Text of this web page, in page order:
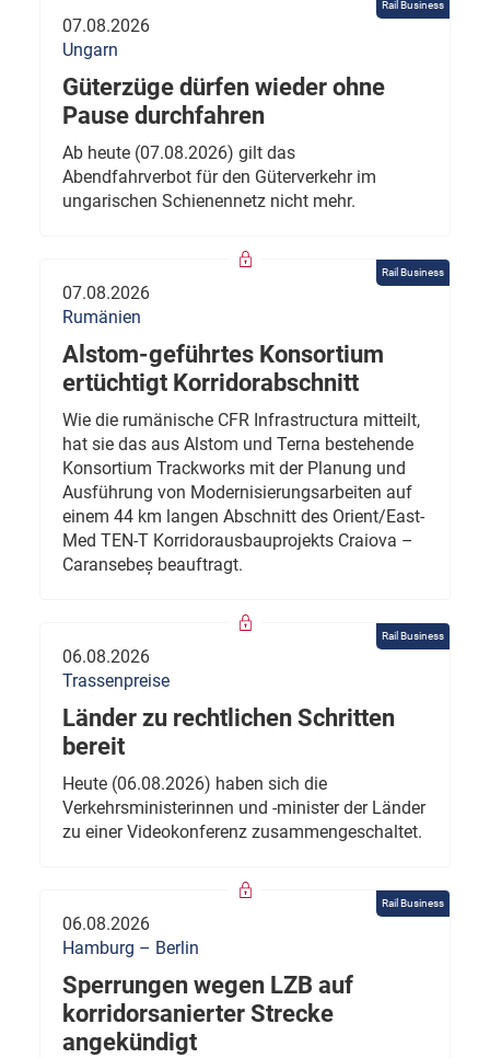
Rail Business
07.08.2026
Ungarn
Güterzüge dürfen wieder ohne
Pause durchfahren
Ab heute (07.08.2026) gilt das
Abendfahrverbot für den Güterverkehr im
ungarischen Schienennetz nicht mehr.
Rail Business
07.08.2026
Rumänien
Alstom-geführtes Konsortium
ertüchtigt Korridorabschnitt
Wie die rumänische CFR Infrastructura mitteilt,
hat sie das aus Alstom und Terna bestehende
Konsortium Trackworks mit der Planung und
Ausführung von Modernisierungsarbeiten auf
einem 44 km langen Abschnitt des Orient/East-
Med TEN-T Korridorausbauprojekts Craiova –
Caransebeș beauftragt.
Rail Business
06.08.2026
Trassenpreise
Länder zu rechtlichen Schritten
bereit
Heute (06.08.2026) haben sich die
Verkehrsministerinnen und -minister der Länder
zu einer Videokonferenz zusammengeschaltet.
Rail Business
06.08.2026
Hamburg – Berlin
Sperrungen wegen LZB auf
korridorsanierter Strecke
angekündigt